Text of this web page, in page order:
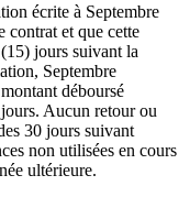
écrite à Septembre
contrat et que cette
jours suivant la
Septembre
déboursé
Aucun retour ou
30 jours suivant
non utilisées en cours
ultérieure.